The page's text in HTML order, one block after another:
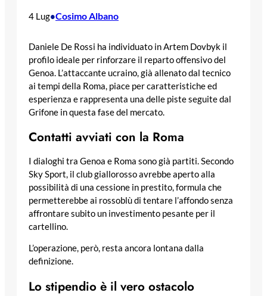
4 Lug•Cosimo Albano
Daniele De Rossi ha individuato in Artem Dovbyk il
profilo ideale per rinforzare il reparto offensivo del
Genoa. L’attaccante ucraino, già allenato dal tecnico
ai tempi della Roma, piace per caratteristiche ed
esperienza e rappresenta una delle piste seguite dal
Grifone in questa fase del mercato.
Contatti avviati con la Roma
I dialoghi tra Genoa e Roma sono già partiti. Secondo
Sky Sport, il club giallorosso avrebbe aperto alla
possibilità di una cessione in prestito, formula che
permetterebbe ai rossoblù di tentare l’affondo senza
affrontare subito un investimento pesante per il
cartellino.
L’operazione, però, resta ancora lontana dalla
definizione.
Lo stipendio è il vero ostacolo